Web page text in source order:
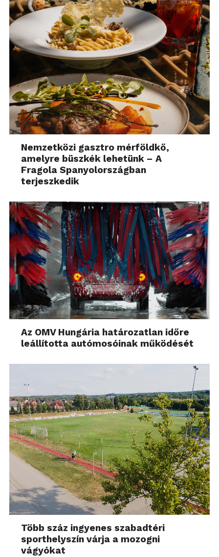
Nemzetközi gasztro mérföldkő,
amelyre büszkék lehetünk – A
Fragola Spanyolországban
terjeszkedik
Az OMV Hungária határozatlan időre
leállította autómosóinak működését
Több száz ingyenes szabadtéri
sporthelyszín várja a mozogni
vágyókat